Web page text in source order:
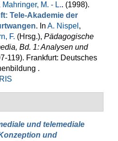
Mahringer, M. - L.. (1998).
Tele-Akademie der
. In A. Nispel ,
F. (Hrsg.), Pädagogische
Bd. 1: Analysen und
119). Frankfurt: Deutsches
.
RIS
und telemediale
und